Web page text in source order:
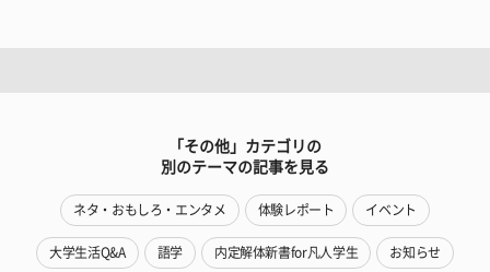
「その他」カテゴリの
別のテーマの記事を見る
ネタ・おもしろ・エンタメ 体験レポート イベント
大学生活Q&A 語学 内定解体新書for凡人学生 お知らせ